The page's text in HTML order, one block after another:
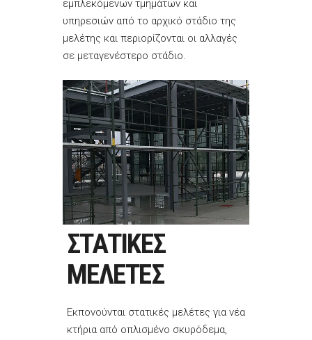
εμπλεκόμενων τμημάτων και
υπηρεσιών από το αρχικό στάδιο της
μελέτης και περιορίζονται οι αλλαγές
σε μεταγενέστερο στάδιο.
ΣΤΑΤΙΚΕΣ
ΜΕΛΕΤΕΣ
Εκπονούνται στατικές μελέτες για νέα
κτήρια από οπλισμένο σκυρόδεμα,